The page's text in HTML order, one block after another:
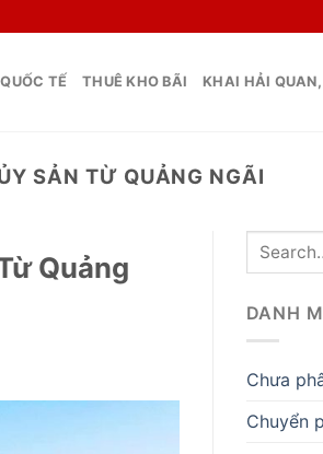
TẾ THUÊ KHO BÃI KHAI HẢI
SẢN TỪ QUẢNG NGÃI
Quảng
DANH
Chưa
Chuyển